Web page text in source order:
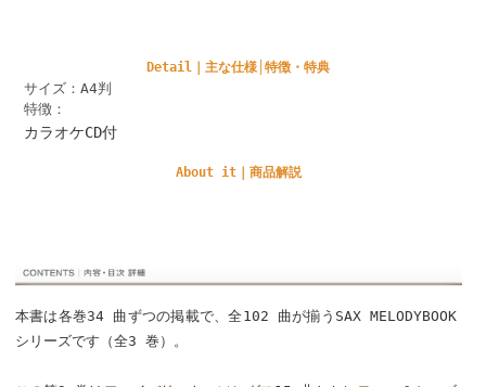
Detail｜主な仕様│特徴・特典
サイズ：A4判
特徴：
カラオケCD付
About it｜商品解説
本書は各巻34 曲ずつの掲載で、全102 曲が揃うSAX MELODYBOOK
シリーズです（全3 巻）。